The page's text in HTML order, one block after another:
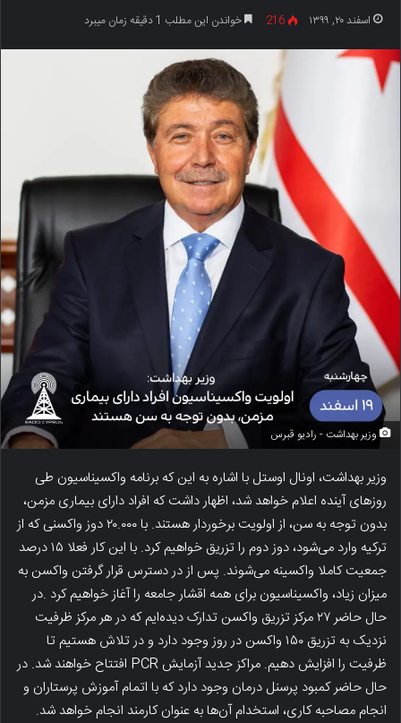
اسفند ۲۰, ۱۳۹۹ 216 خواندن این مطلب 1 دقیقه زمان میبرد
وزیر بهداشت - رادیو قبرس
وزیر بهداشت، اونال اوستل با اشاره به این که برنامه واکسیناسیون طی
روزهای آینده اعلام خواهد شد، اظهار داشت که افراد دارای بیماری مزمن،
بدون توجه به سن، از اولویت برخوردار هستند. با ۲۰.۰۰۰ دوز واکسنی که از
ترکیه وارد می‌شود، دوز دوم را تزریق خواهیم کرد. با این کار فعلا ۱۵ درصد
جمعیت کاملا واکسینه می‌شوند. پس از در دسترس قرار گرفتن واکسن به
میزان زیاد، واکسیناسیون برای همه اقشار جامعه را آغاز خواهیم کرد .در
حال حاضر ۲۷ مرکز تزریق واکسن تدارک دیده‌ایم که در هر مرکز ظرفیت
نزدیک به تزریق ۱۵۰ واکسن در روز وجود دارد و در تلاش هستیم تا
ظرفیت را افزایش دهیم. مراکز جدید آزمایش PCR افتتاح خواهند شد. در
حال حاضر کمبود پرسنل درمان وجود دارد که با اتمام آموزش پرستاران و
انجام مصاحبه کاری، استخدام آن‌ها به عنوان کارمند انجام خواهد شد.